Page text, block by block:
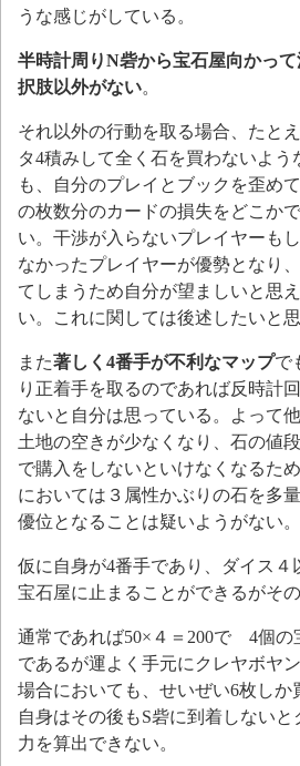
うな感じがしている。
半時計周りN砦から宝石屋向かっ
択肢以外がない。
それ以外の行動を取る場合、たと
タ4積みして全く石を買わないよう
も、自分のプレイとブックを歪め
の枚数分のカードの損失をどこか
い。干渉が入らないプレイヤーも
なかったプレイヤーが優勢となり
てしまうため自分が望ましいと思
い。これに関しては後述したいと思
また著しく4番手が不利なマップで
り正着手を取るのであれば反時計
ないと自分は思っている。よって
土地の空きが少なくなり、石の値
で購入をしないといけなくなるた
においては３属性かぶりの石を多
優位となることは疑いようがない。
仮に自身が4番手であり、ダイス４
宝石屋に止まることができるがそ
通常であれば50×４＝200で 4個の
であるが運よく手元にクレヤボヤ
場合においても、せいぜい6枚しか
自身はその後もS砦に到着しない
力を算出できない。